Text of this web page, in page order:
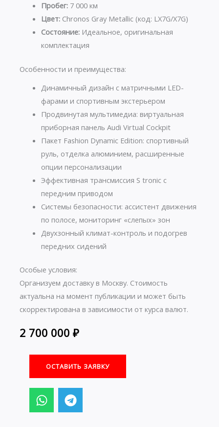
Пробег:7 000 км
Цвет:Chronos Gray Metallic (код: LX7G/X7G)
Состояние:Идеальное, оригинальная
комплектация
Особенности и преимущества:
Динамичный дизайн с матричными LED-
фарами и спортивным экстерьером
Продвинутая мультимедиа: виртуальная
приборная панель Audi Virtual Cockpit
Пакет Fashion Dynamic Edition: спортивный
руль, отделка алюминием, расширенные
опции персонализации
Эффективная трансмиссия S tronic с
передним приводом
Системы безопасности: ассистент движения
по полосе, мониторинг «слепых» зон
Двухзонный климат-контроль и подогрев
передних сидений
Особые условия:
Организуем доставку в Москву. Стоимость
актуальна на момент публикации и может быть
скорректирована в зависимости от курса валют.
2 700 000 ₽
ОСТАВИТЬ ЗАЯВКУ
W
h
a
T
e
l